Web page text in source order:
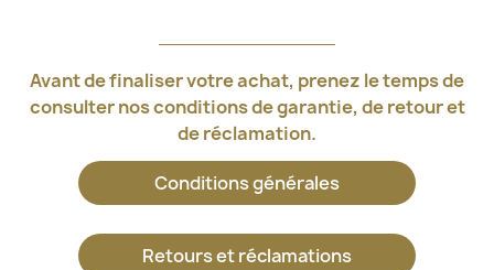
Avant de finaliser votre achat, prenez le temps de
consulter nos conditions de garantie, de retour et
de réclamation.
Conditions générales
Retours et réclamations